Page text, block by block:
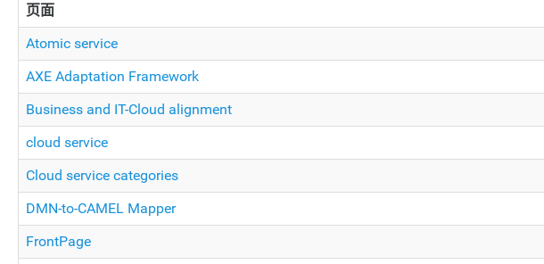
页面
Atomic service
AXE Adaptation Framework
Business and IT-Cloud alignment
cloud service
Cloud service categories
DMN-to-CAMEL Mapper
FrontPage